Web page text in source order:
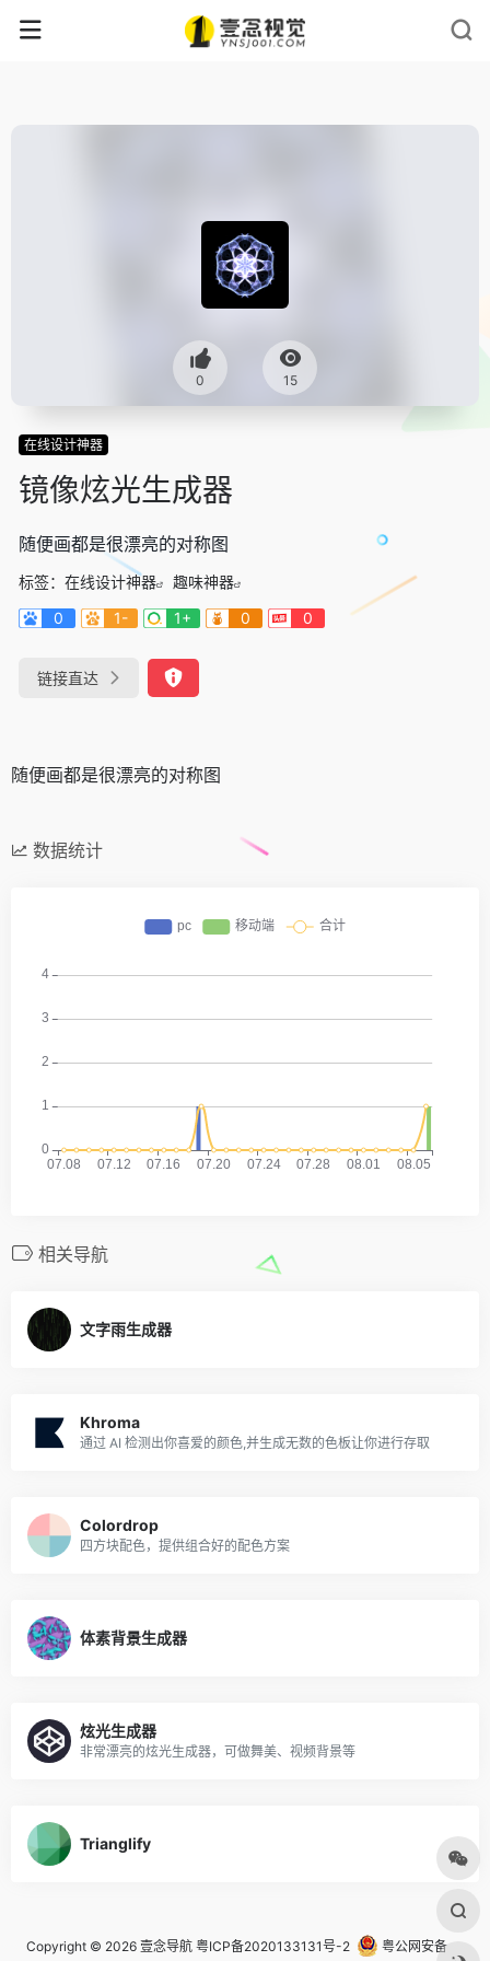
0 15
在线设计神器
镜像炫光生成器
随便画都是很漂亮的对称图
标签： 在线设计神器
趣味神器
0
1- 1+ 0 0
链接直达
随便画都是很漂亮的对称图
数据统计
相关导航
文字雨生成器
Khroma
通过 AI 检测出你喜爱的颜色,并生成无数的色板让你进行存取
Colordrop
四方块配色，提供组合好的配色方案
体素背景生成器
炫光生成器
非常漂亮的炫光生成器，可做舞美、视频背景等
Trianglify
Copyright © 2026 壹念导航 粤ICP备2020133131号-2 粤公网安备